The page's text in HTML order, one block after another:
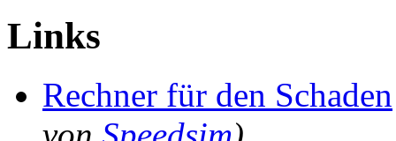
Links
Rechner für den Schaden